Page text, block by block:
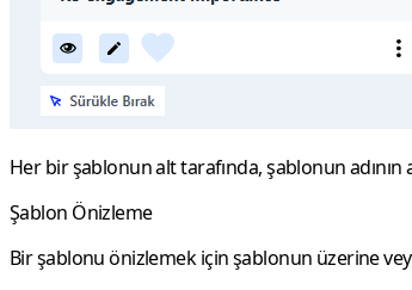
Her bir şablonun alt tarafında, şablonun
Şablon Önizleme
Bir şablonu önizlemek için şablonun üzerine